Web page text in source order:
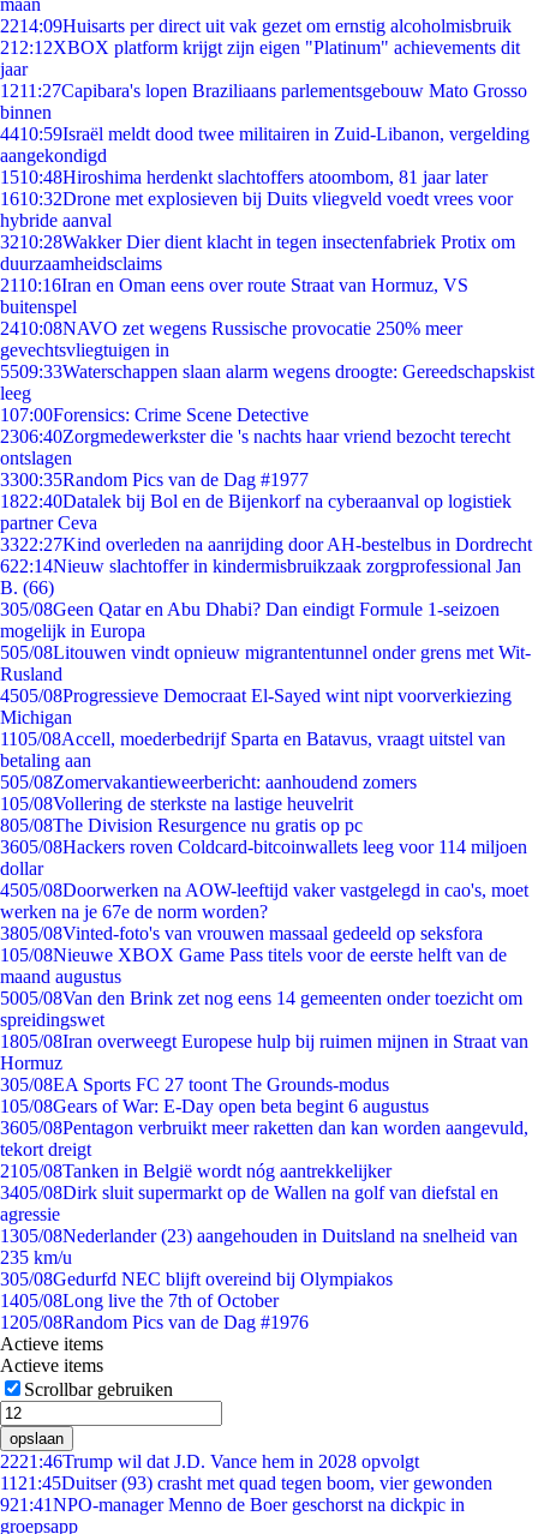
maan
2214:09Huisarts per direct uit vak gezet om ernstig alcoholmisbruik
212:12XBOX platform krijgt zijn eigen "Platinum" achievements dit
jaar
1211:27Capibara's lopen Braziliaans parlementsgebouw Mato Grosso
binnen
4410:59Israël meldt dood twee militairen in Zuid-Libanon, vergelding
aangekondigd
1510:48Hiroshima herdenkt slachtoffers atoombom, 81 jaar later
1610:32Drone met explosieven bij Duits vliegveld voedt vrees voor
hybride aanval
3210:28Wakker Dier dient klacht in tegen insectenfabriek Protix om
duurzaamheidsclaims
2110:16Iran en Oman eens over route Straat van Hormuz, VS
buitenspel
2410:08NAVO zet wegens Russische provocatie 250% meer
gevechtsvliegtuigen in
5509:33Waterschappen slaan alarm wegens droogte: Gereedschapskist
leeg
107:00Forensics: Crime Scene Detective
2306:40Zorgmedewerkster die 's nachts haar vriend bezocht terecht
ontslagen
3300:35Random Pics van de Dag #1977
1822:40Datalek bij Bol en de Bijenkorf na cyberaanval op logistiek
partner Ceva
3322:27Kind overleden na aanrijding door AH-bestelbus in Dordrecht
622:14Nieuw slachtoffer in kindermisbruikzaak zorgprofessional Jan
B. (66)
305/08Geen Qatar en Abu Dhabi? Dan eindigt Formule 1-seizoen
mogelijk in Europa
505/08Litouwen vindt opnieuw migrantentunnel onder grens met Wit-
Rusland
4505/08Progressieve Democraat El-Sayed wint nipt voorverkiezing
Michigan
1105/08Accell, moederbedrijf Sparta en Batavus, vraagt uitstel van
betaling aan
505/08Zomervakantieweerbericht: aanhoudend zomers
105/08Vollering de sterkste na lastige heuvelrit
805/08The Division Resurgence nu gratis op pc
3605/08Hackers roven Coldcard-bitcoinwallets leeg voor 114 miljoen
dollar
4505/08Doorwerken na AOW-leeftijd vaker vastgelegd in cao's, moet
werken na je 67e de norm worden?
3805/08Vinted-foto's van vrouwen massaal gedeeld op seksfora
105/08Nieuwe XBOX Game Pass titels voor de eerste helft van de
maand augustus
5005/08Van den Brink zet nog eens 14 gemeenten onder toezicht om
spreidingswet
1805/08Iran overweegt Europese hulp bij ruimen mijnen in Straat van
Hormuz
305/08EA Sports FC 27 toont The Grounds-modus
105/08Gears of War: E-Day open beta begint 6 augustus
3605/08Pentagon verbruikt meer raketten dan kan worden aangevuld,
tekort dreigt
2105/08Tanken in België wordt nóg aantrekkelijker
3405/08Dirk sluit supermarkt op de Wallen na golf van diefstal en
agressie
1305/08Nederlander (23) aangehouden in Duitsland na snelheid van
235 km/u
305/08Gedurfd NEC blijft overeind bij Olympiakos
1405/08Long live the 7th of October
1205/08Random Pics van de Dag #1976
Actieve items
Actieve items
Scrollbar gebruiken
opslaan
2221:46Trump wil dat J.D. Vance hem in 2028 opvolgt
11 21:45Duitser (93) crasht met quad tegen boom, vier gewonden
921:41NPO-manager Menno de Boer geschorst na dickpic in
groepsapp